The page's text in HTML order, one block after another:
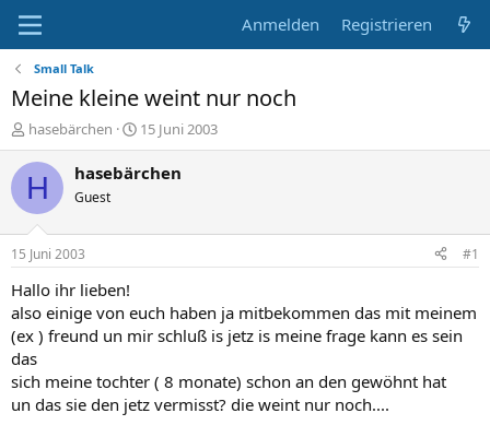
Anmelden Registrieren
Small Talk
Meine kleine weint nur noch
E
r
s
t
e
r
hasebärchen
E
r
s
t
15 Juni 2003
H hasebärchen
Guest
15 Juni 2003 #1
Hallo ihr lieben!
also einige von euch haben ja mitbekommen das mit meinem
(ex ) freund un mir schluß is jetz is meine frage kann es sein
das
sich meine tochter ( 8 monate) schon an den gewöhnt hat
un das sie den jetz vermisst? die weint nur noch....